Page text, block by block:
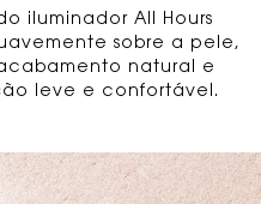
iluminador All Hours
sobre a pele,
natural e
leve e confortável.